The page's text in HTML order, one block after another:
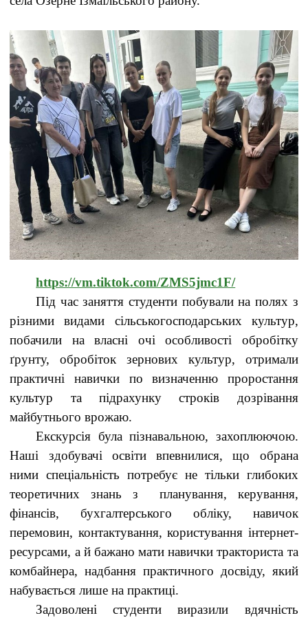
https://vm.tiktok.com/ZMS5jmc1F/
Під час заняття студенти побували на полях з
різними видами сільськогосподарських культур,
побачили на власні очі особливості обробітку
ґрунту, обробіток зернових культур, отримали
практичні навички по визначенню проростання
культур та підрахунку строків дозрівання
майбутнього врожаю.
Екскурсія була пізнавальною, захоплюючою.
Наші здобувачі освіти впевнилися, що обрана
ними спеціальність потребує не тільки глибоких
теоретичних знань з планування, керування,
фінансів, бухгалтерського обліку, навичок
перемовин, контактування, користування інтернет-
ресурсами, а й бажано мати навички тракториста та
комбайнера, надбання практичного досвіду, який
набувається лише на практиці.
Задоволені студенти виразили вдячність